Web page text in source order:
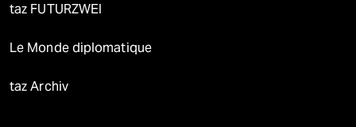
taz FUTURZWEI
Le Monde diplomatique
taz Archiv